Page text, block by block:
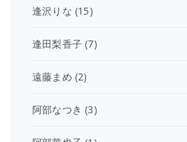
逢沢りな (15)
逢田梨香子 (7)
遠藤まめ (2)
阿部なつき (3)